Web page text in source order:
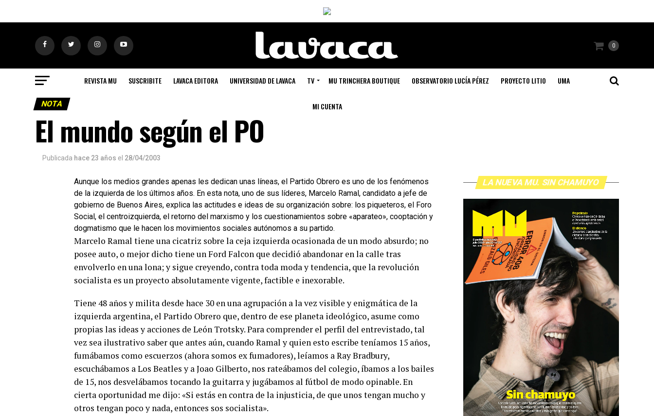
0
REVISTA MU SUSCRIBITE LAVACA EDITORA UNIVERSIDAD DE LAVACA TV MU TRINCHERA BOUTIQUE OBSERVATORIO LUCÍA PÉREZ PROYECTO LITIO UMA
MI CUENTA
NOTA
El mundo según el PO
Publicada hace 23 años el 28/04/2003
Aunque los medios grandes apenas les dedican unas líneas, el Partido Obrero es uno de los fenómenos
de la izquierda de los últimos años. En esta nota, uno de sus líderes, Marcelo Ramal, candidato a jefe de
gobierno de Buenos Aires, explica las actitudes e ideas de su organización sobre: los piqueteros, el Foro
Social, el centroizquierda, el retorno del marxismo y los cuestionamientos sobre «aparateo», cooptación y
dogmatismo que le hacen los movimientos sociales autónomos a su partido.
Marcelo Ramal tiene una cicatriz sobre la ceja izquierda ocasionada de un modo absurdo; no
posee auto, o mejor dicho tiene un Ford Falcon que decidió abandonar en la calle tras
envolverlo en una lona; y sigue creyendo, contra toda moda y tendencia, que la revolución
socialista es un proyecto absolutamente vigente, factible e inexorable.
Tiene 48 años y milita desde hace 30 en una agrupación a la vez visible y enigmática de la
izquierda argentina, el Partido Obrero que, dentro de ese planeta ideológico, asume como
propias las ideas y acciones de León Trotsky. Para comprender el perfil del entrevistado, tal
vez sea ilustrativo saber que antes aún, cuando Ramal y quien esto escribe teníamos 15 años,
fumábamos como escuerzos (ahora somos ex fumadores), leíamos a Ray Bradbury,
escuchábamos a Los Beatles y a Joao Gilberto, nos rateábamos del colegio, íbamos a los bailes
de 15, nos desvelábamos tocando la guitarra y jugábamos al fútbol de modo opinable. En
cierta oportunidad me dijo: «Si estás en contra de la injusticia, de que unos tengan mucho y
otros tengan poco y nada, entonces sos socialista».
LA NUEVA MU. SIN CHAMUYO